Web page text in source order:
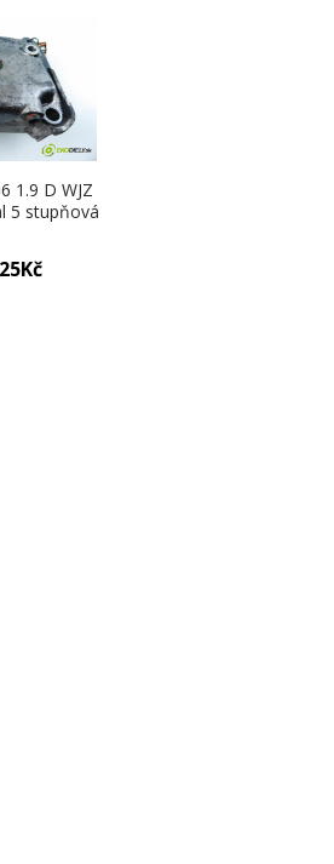
1.9 D WJZ
5 stupňová
(Držáky